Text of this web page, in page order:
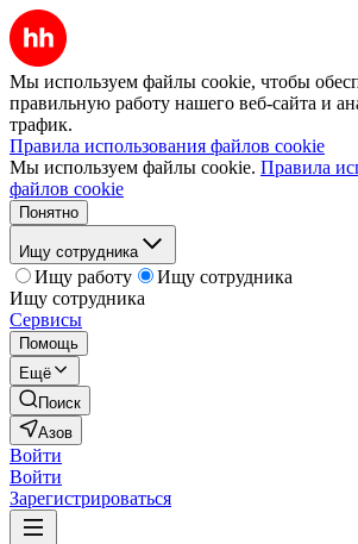
Мы используем файлы cookie, чтобы
правильную работу нашего веб-сайта и
трафик.
Правила использования файлов cookie
Мы используем файлы cookie. Правила
файлов cookie
Понятно
Ищу сотрудника
Ищу работу
Ищу сотрудника
Ищу сотрудника
Сервисы
Помощь
Ещё
Поиск
Азов
Войти
Войти
Зарегистрироваться